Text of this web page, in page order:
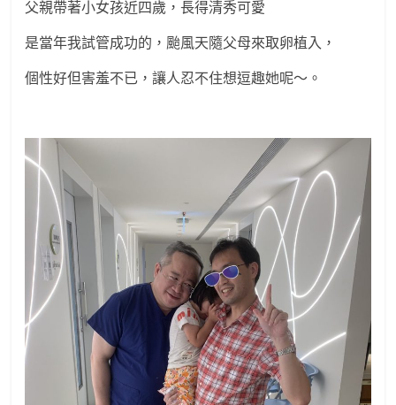
父親帶著小女孩近四歲，長得清秀可愛
是當年我試管成功的，颱風天隨父母來取卵植入，
個性好但害羞不已，讓人忍不住想逗趣她呢～。